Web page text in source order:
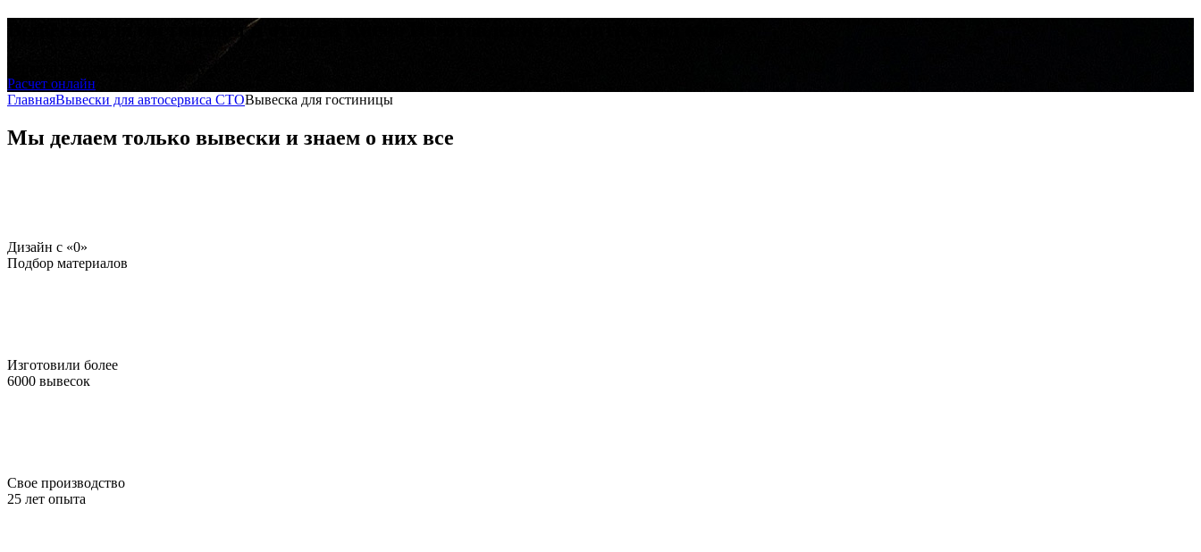
Вывеска для гостиницы и отеля в Киеве
Расчет онлайн
ГлавнаяВывески для автосервиса СТОВывеска для гостиницы
Мы делаем только вывески и знаем о них все
Дизайн c «0»
Подбор материалов
Изготовили более
6000 вывесок
Свое производство
25 лет опыта